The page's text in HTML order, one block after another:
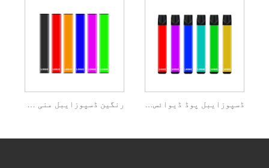
رنگین ڈسپوزایبل منی بار 400 پف ڈسپوزایبل پوڈ ڈیوائس 400 پفس